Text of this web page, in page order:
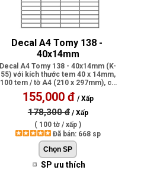
Decal A4 Tomy 138 -
40x14mm
Decal A4 Tomy 138 - 40x14mm (K-
55) với kích thước tem 40 x 14mm,
100 tem / tờ A4 (210 x 297mm), có
p..
155,000 đ / Xấp
178,300 đ/ Xấp
( 100 tờ / xấp )
Đã bán: 668 sp
SP ưu thích